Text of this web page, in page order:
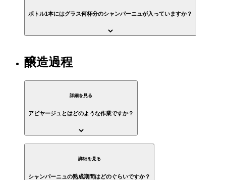
ボトル1本にはグラス何杯分のシャンパーニュが入っていますか？
醸造過程
詳細を見る
アビヤージュとはどのような作業ですか？
詳細を見る
シャンパーニュの熟成期間はどのぐらいですか？